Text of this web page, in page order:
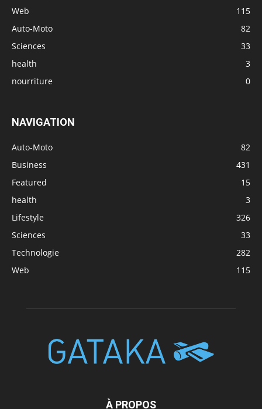
Web
115
Auto-Moto
82
Sciences
33
health
3
nourriture
0
NAVIGATION
Auto-Moto
82
Business
431
Featured
15
health
3
Lifestyle
326
Sciences
33
Technologie
282
Web
115
À PROPOS